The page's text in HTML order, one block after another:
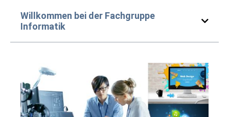
Willkommen bei der Fachgruppe
Informatik